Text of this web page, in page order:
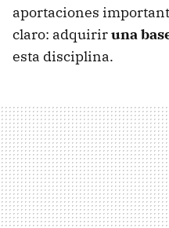
aportaciones
claro: adquiriruna
esta disciplina.